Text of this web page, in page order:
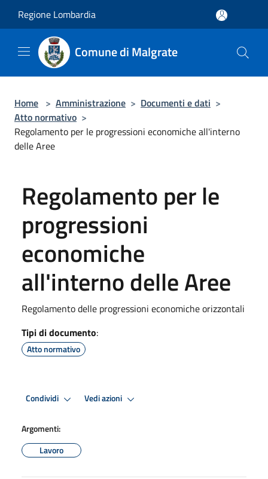
Regione Lombardia
Comune di Malgrate
Home > Amministrazione > Documenti e dati >
Atto normativo >
Regolamento per le progressioni economiche all'interno
delle Aree
Regolamento per le
progressioni
economiche
all'interno delle Aree
Regolamento delle progressioni economiche orizzontali
Tipi di documento:
Atto normativo
Condividi Vedi azioni
Argomenti:
Lavoro